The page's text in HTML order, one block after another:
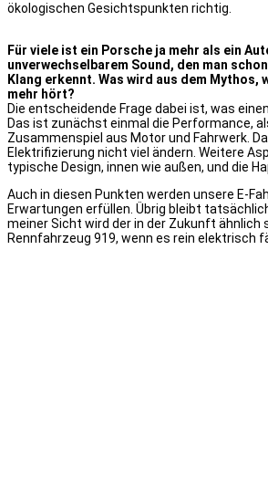
ökologischen Gesichtspunkten richtig.
Für viele ist ein Porsche ja mehr als ein
unverwechselbarem Sound, den man
Klang erkennt. Was wird aus dem Mythos,
mehr hört?
Die entscheidende Frage dabei ist, was
Das ist zunächst einmal die Performance,
Zusammenspiel aus Motor und Fahrwerk.
Elektrifizierung nicht viel ändern. Weitere
typische Design, innen wie außen, und die
Auch in diesen Punkten werden unsere E-
Erwartungen erfüllen. Übrig bleibt
meiner Sicht wird der in der Zukunft ähnlich
Rennfahrzeug 919, wenn es rein elektrisch